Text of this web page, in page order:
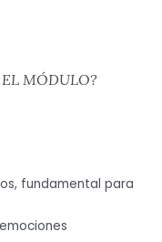
EL MÓDULO?
fundamental para